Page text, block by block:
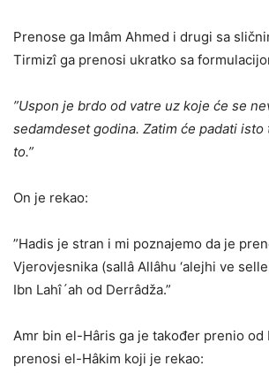
Prenose ga Imâm Ahmed i drugi sa
Tirmizî ga prenosi ukratko sa
”Uspon je brdo od vatre uz koje će se
sedamdeset godina. Zatim će padati
to.”
On je rekao:
”Hadis je stran i mi poznajemo da je
Vjerovjesnika (sallâ Allâhu ‘alejhi ve
Ibn Lahî´ah od Derrâdža.”
Amr bin el-Hâris ga je također prenio od
prenosi el-Hâkim koji je rekao: